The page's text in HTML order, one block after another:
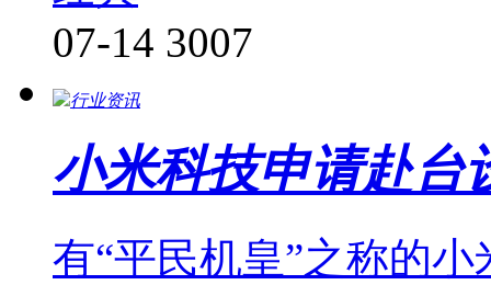
07-14 3007
行业资讯
小米科技申请赴台
有“平民机皇”之称的